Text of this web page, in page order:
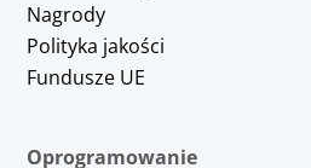
Nagrody
Polityka jakości
Fundusze UE
Oprogramowanie